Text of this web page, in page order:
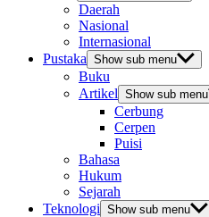
Daerah
Nasional
Internasional
Pustaka Show sub menu
Buku
Artikel Show sub menu
Cerbung
Cerpen
Puisi
Bahasa
Hukum
Sejarah
Teknologi Show sub menu